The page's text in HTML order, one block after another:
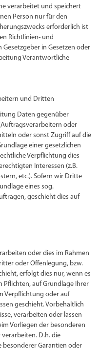
verarbeitet und speichert
Person nur für den
erforderlich ist
Richtlinien- und
in Gesetzen oder
Verantwortliche
und Dritten
Daten gegenüber
oder
oder sonst Zugriff auf die
einer gesetzlichen
Verpflichtung dies
Interessen (z.B.
etc.). Sofern wir Dritte
eines sog.
geschieht dies auf
oder dies im Rahmen
oder Offenlegung, bzw.
erfolgt dies nur, wenn es
Pflichten, auf Grundlage Ihrer
Verpflichtung oder auf
geschieht. Vorbehaltlich
verarbeiten oder lassen
Vorliegen der besonderen
verarbeiten. D.h. die
besonderer Garantien oder